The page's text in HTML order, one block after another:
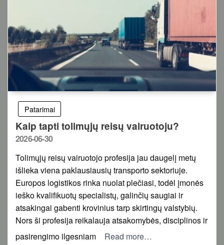
Patarimai
Kaip tapti tolimųjų reisų vairuotoju?
Posted
2026-06-30
Tolimųjų reisų vairuotojo profesija jau daugelį metų
išlieka viena paklausiausių transporto sektoriuje.
Europos logistikos rinka nuolat plečiasi, todėl įmonės
ieško kvalifikuotų specialistų, galinčių saugiai ir
atsakingai gabenti krovinius tarp skirtingų valstybių.
Nors ši profesija reikalauja atsakomybės, disciplinos ir
pasirengimo ilgesniam
Read more…